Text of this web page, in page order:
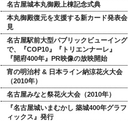
名古屋城本丸御殿上棟記念式典
本丸御殿復元を支援する新カード発表会
見
名古屋駅前大型パブリックビューイング
で、『COP10』『トリエンナーレ』
『開府400年』PR映像の放映開始
宵の明治村 & 日本ライン納涼花火大会
（2010年）
名古屋みなと祭花火大会（2010年）
『名古屋城いまむかし 築城400年グラフ
ィックス』発行